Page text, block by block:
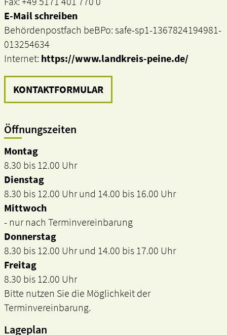
E-Mail schreiben
Behördenpostfach beBPo: safe-sp1-1367824194981-
013254634
Internet: https://www.landkreis-peine.de/
KONTAKTFORMULAR
Öffnungszeiten
Montag
8.30 bis 12.00 Uhr
Dienstag
8.30 bis 12.00 Uhr und 14.00 bis 16.00 Uhr
Mittwoch
- nur nach Terminvereinbarung
Donnerstag
8.30 bis 12.00 Uhr und 14.00 bis 17.00 Uhr
Freitag
8.30 bis 12.00 Uhr
Bitte nutzen Sie die Möglichkeit der
Terminvereinbarung.
Lageplan